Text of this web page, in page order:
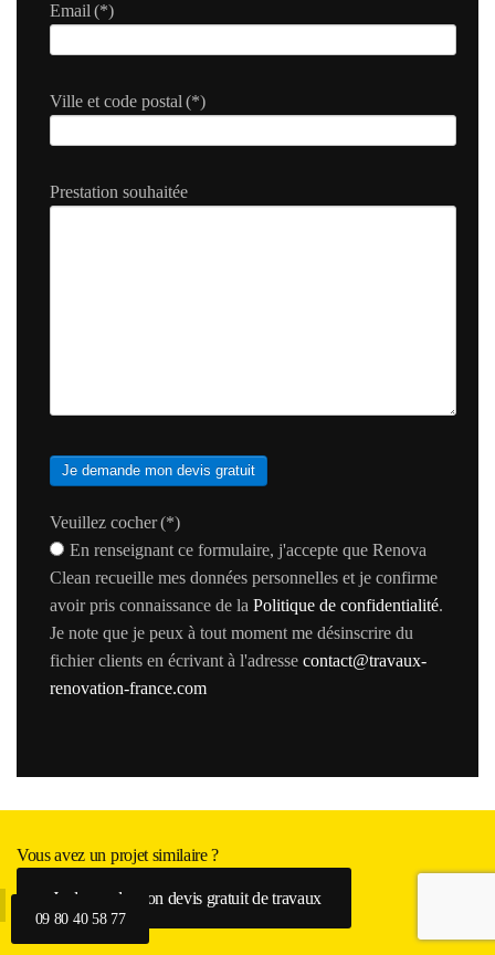
Email (*)
Ville et code postal (*)
Prestation souhaitée
Je demande mon devis gratuit
Veuillez cocher(*)
En renseignant ce formulaire, j'accepte que Renova
Clean recueille mes données personnelles et je confirme
avoir pris connaissance de la Politique de confidentialité.
Je note que je peux à tout moment me désinscrire du
fichier clients en écrivant à l'adresse contact@travaux-
renovation-france.com
Vous avez un projet similaire ?
Je demande mon devis gratuit de travaux
09 80 40 58 77